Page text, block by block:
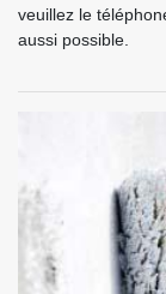
veuillez le
aussi possible.